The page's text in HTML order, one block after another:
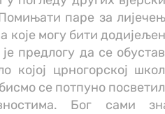
паре за
које могу бити
предлогу да се
којој црногорској
се потпуно
Бог сами